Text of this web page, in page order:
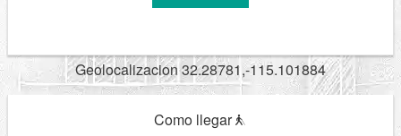
Geolocalizacion 32.28781,-115.101884
Como llegar